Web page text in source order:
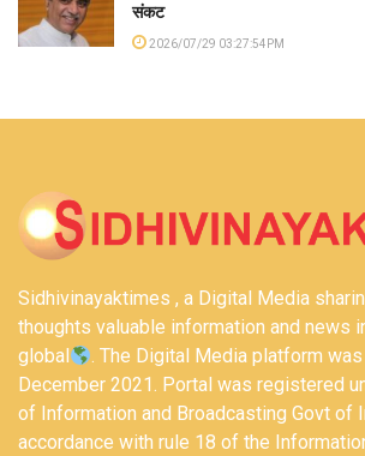
संकट
2026/07/29 03:27:54PM
Sidhivinayaktimes , a Digital Media
thoughts valuable information and news
global
. The Digital Media platform
December 2021. Portal was registered
of Information and Broadcasting Govt of
accordance with rule 18 of the